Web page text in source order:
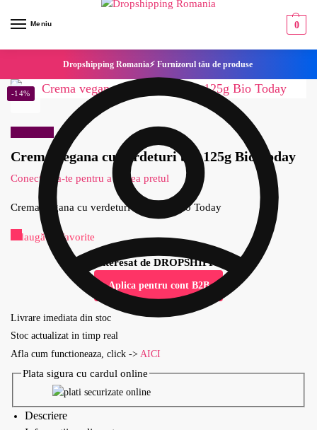
Meniu 0
Dropshipping Romania⚡ Furnizorul tău de produse
Crema vegana cu verdeturi bio 125g Bio Today
Conecteaza-te pentru a vedea pretul
-14%
Crema vegana cu verdeturi bio 125g Bio Today
Adaugă la Favorite
Esti interesat de DROPSHIPPING?
Aplica pentru cont B2B
Livrare imediata din stoc
Stoc actualizat in timp real
Afla cum functioneaza, click -> AICI
Plata sigura cu cardul online
Descriere